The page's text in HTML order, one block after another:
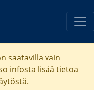
saatavilla vain
infosta lisää tietoa